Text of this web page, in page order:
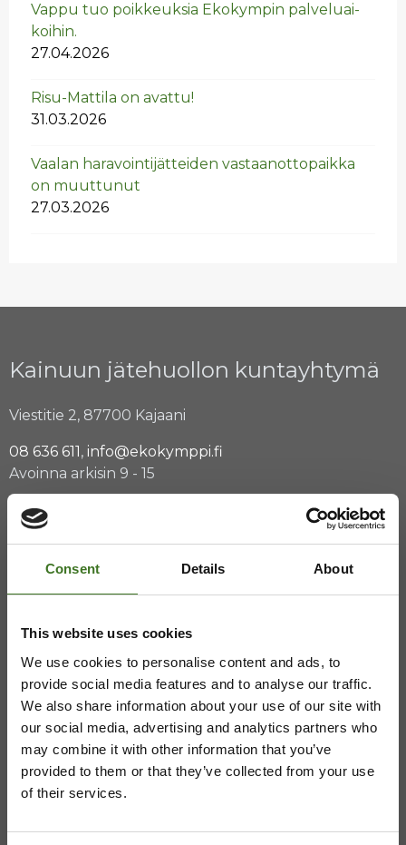
Consent Details About
This website uses cookies
We use cookies to personalise content and ads, to
provide social media features and to analyse our traffic.
We also share information about your use of our site with
our social media, advertising and analytics partners who
may combine it with other information that you’ve
provided to them or that they’ve collected from your use
of their services.
Vappu tuo poik­keuk­sia Eko­kym­pin pal­ve­luai­
koi­hin.
27.04.2026
Risu-Mat­ti­la on avat­tu!
31.03.2026
Vaa­lan ha­ra­voin­ti­jät­tei­den vas­taan­ot­to­paik­ka
on muut­tu­nut
27.03.2026
Kainuun jätehuollon kuntayhtymä
Viestitie 2, 87700 Kajaani
08 636 611, info@ekokymppi.fi
Avoinna arkisin 9 - 15
ASIAKASPALVELU
Avoinna arkisin 9 - 17
Majasaaren jätekeskus
Mustantie 500, 87900 Kajaani
044 710 0425
majasaari@ekokymppi.fi
Avoinna ma 8 - 18, ti - pe 8 - 16